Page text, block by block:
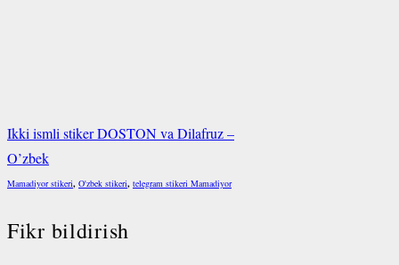
Ikki ismli stiker DOSTON va Dilafruz –
O’zbek
Mamadiyor stikeri, O'zbek stikeri, telegram stikeri Mamadiyor
Fikr bildirish